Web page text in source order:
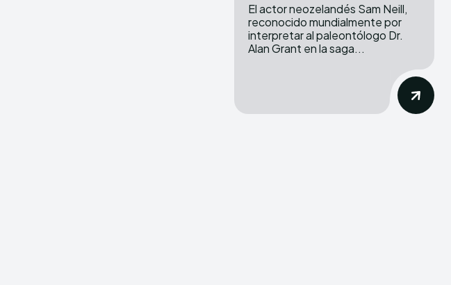
El actor neozelandés Sam Neill,
reconocido mundialmente por
interpretar al paleontólogo Dr.
Alan Grant en la saga...